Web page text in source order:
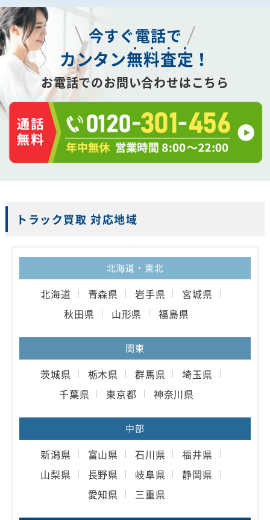
今すぐ電話で
カンタン無料査定 ！
お電話でのお問い合わせはこちら
トラック買取 対応地域
北海道・東北
北海道 青森県 岩手県
宮城県
秋田県
山形県 福島県
関東
茨城県 栃木県 群馬県
埼玉県
千葉県
東京都 神奈川県
中部
新潟県 富山県 石川県
福井県
山梨県
長野県 岐阜県
静岡県
愛知県
三重県